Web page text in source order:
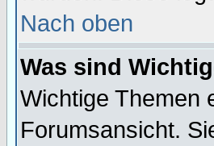
Nach oben
Was sind
Wichtige Themen
Forumsansicht.